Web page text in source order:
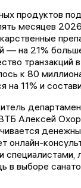
продуктов
месяцев
— на 21%
транзакций
к 80
на 11% и
Алексей
онлайн-
специалистами,
в выборе